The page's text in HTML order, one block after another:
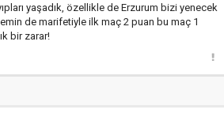
yaşadık, özellikle de Erzurum bizi yenecek
de marifetiyle ilk maç 2 puan bu maç 1
bir zarar!